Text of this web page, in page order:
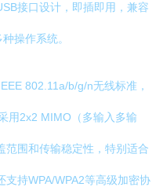
接口设计，即插即用，兼容
操作系统。
802.11a/b/g/n无线标准，
用2x2 MIMO（多输入多输
范围和传输稳定性，特别适合
持WPA/WPA2等高级加密协